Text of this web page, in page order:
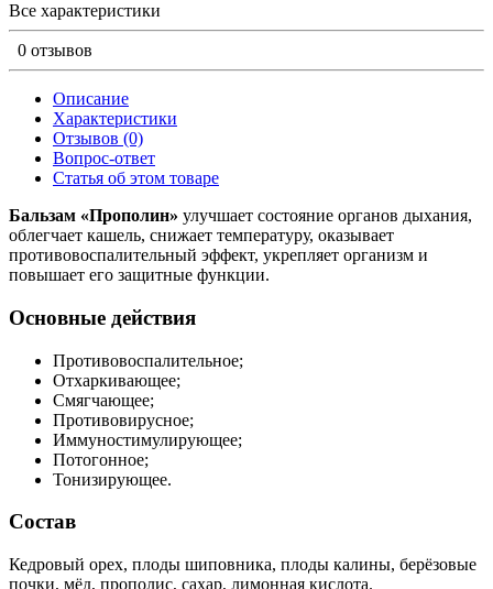
Все характеристики
0 отзывов
Описание
Характеристики
Отзывов (0)
Вопрос-ответ
Статья об этом товаре
Бальзам «Прополин» улучшает состояние органов дыхания,
облегчает кашель, снижает температуру, оказывает
противовоспалительный эффект, укрепляет организм и
повышает его защитные функции.
Основные действия
Противовоспалительное;
Отхаркивающее;
Смягчающее;
Противовирусное;
Иммуностимулирующее;
Потогонное;
Тонизирующее.
Состав
Кедровый орех, плоды шиповника, плоды калины, берёзовые
почки, мёд, прополис, сахар, лимонная кислота.